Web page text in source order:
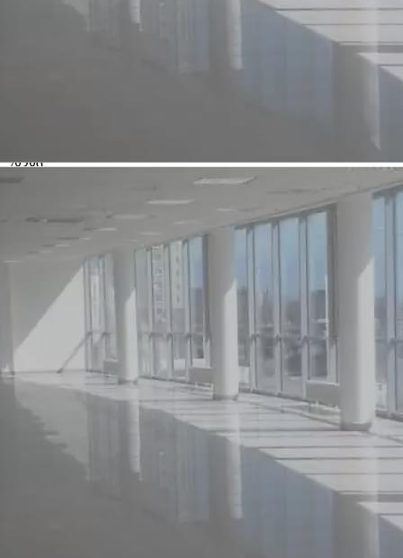
78389
Расположено
Street retail
Предлагается
Желаемый / подходящий вид деятельности
Свободное назначение
Назначение
Общ.Питание, ПСН, Торговое, Услуги
Размер площади (м2)